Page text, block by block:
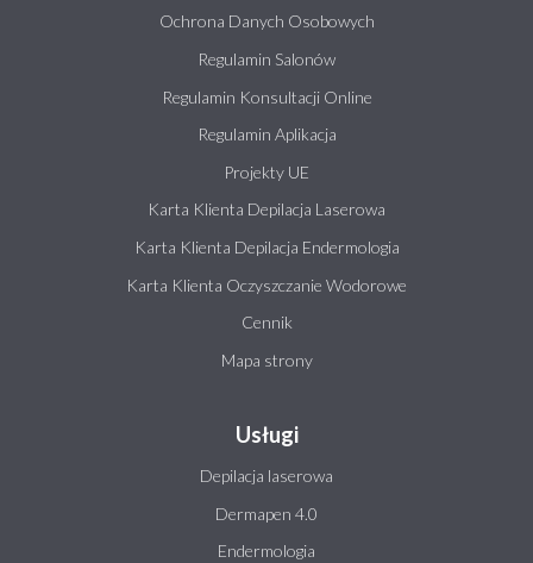
Ochrona Danych Osobowych
Regulamin Salonów
Regulamin Konsultacji Online
Regulamin Aplikacja
Projekty UE
Karta Klienta Depilacja Laserowa
Karta Klienta Depilacja Endermologia
Karta Klienta Oczyszczanie Wodorowe
Cennik
Mapa strony
Usługi
Depilacja laserowa
Dermapen 4.0
Endermologia